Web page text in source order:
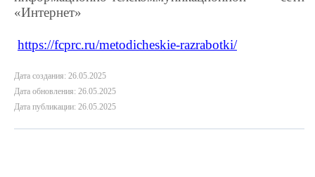
«Интернет»
https://fcprc.ru/metodicheskie-razrabotki/
Дата создания: 26.05.2025
Дата обновления: 26.05.2025
Дата публикации: 26.05.2025